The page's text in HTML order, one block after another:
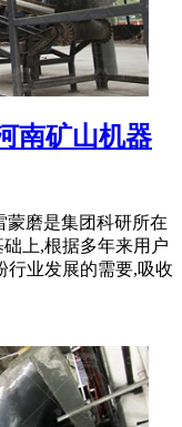
南矿山机器
蒙磨是集团科研所在
上,根据多年来用户
行业发展的需要,吸收